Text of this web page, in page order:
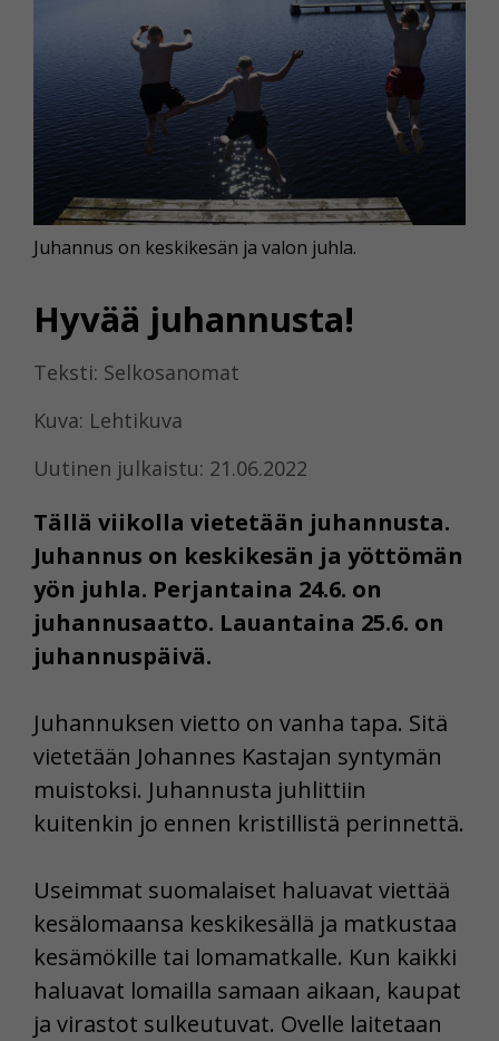
Hyvää juhannusta!
Teksti: Selkosanomat
Kuva: Lehtikuva
Uutinen julkaistu: 21.06.2022
Tällä viikolla vietetään juhannusta.
Juhannus on keskikesän ja yöttömän
yön juhla. Perjantaina 24.6. on
juhannusaatto. Lauantaina 25.6. on
juhannuspäivä.
Juhannus on keskikesän ja valon juhla.
Juhannuksen vietto on vanha tapa. Sitä
vietetään Johannes Kastajan syntymän
muistoksi. Juhannusta juhlittiin
kuitenkin jo ennen kristillistä perinnettä.
Useimmat suomalaiset haluavat viettää
kesälomaansa keskikesällä ja matkustaa
kesämökille tai lomamatkalle. Kun kaikki
haluavat lomailla samaan aikaan, kaupat
ja virastot sulkeutuvat. Ovelle laitetaan